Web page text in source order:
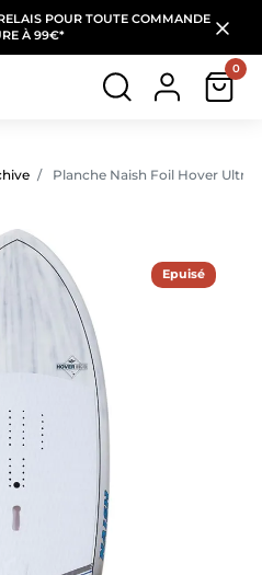
POUR TOUTE COMMANDE
À 99€*
0
Planche Naish Foil Hover Ultra
Epuisé